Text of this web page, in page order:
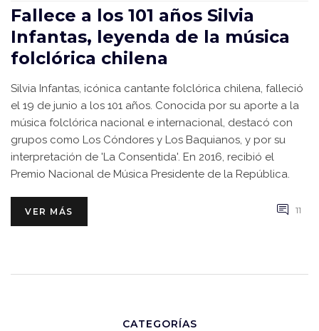
Fallece a los 101 años Silvia
Infantas, leyenda de la música
folclórica chilena
Silvia Infantas, icónica cantante folclórica chilena, falleció
el 19 de junio a los 101 años. Conocida por su aporte a la
música folclórica nacional e internacional, destacó con
grupos como Los Cóndores y Los Baquianos, y por su
interpretación de 'La Consentida'. En 2016, recibió el
Premio Nacional de Música Presidente de la República.
VER MÁS 11
CATEGORÍAS